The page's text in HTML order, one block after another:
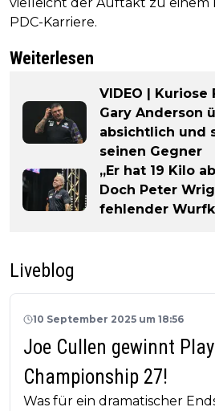
PDC-Karriere.
Weiterlesen
VIDEO | Kuriose
Gary Anderson
absichtlich und
seinen Gegner
„Er hat 19 Kilo
Doch Peter
fehlender
Liveblog
10 September 2025 um 18:56
Joe Cullen gewinnt
Championship 27!
Was für ein dramatischer